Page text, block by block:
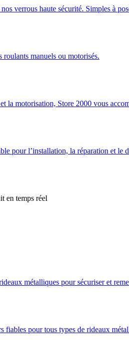
verrous haute sécurité. Simples à
manuels ou motorisés.
la motorisation, Store 2000 vous
pour l’installation, la réparation et le
en temps réel
métalliques pour sécuriser et
fiables pour tous types de rideaux